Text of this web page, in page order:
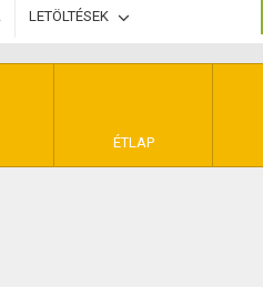
LETÖLTÉSEK
ÉTLAP